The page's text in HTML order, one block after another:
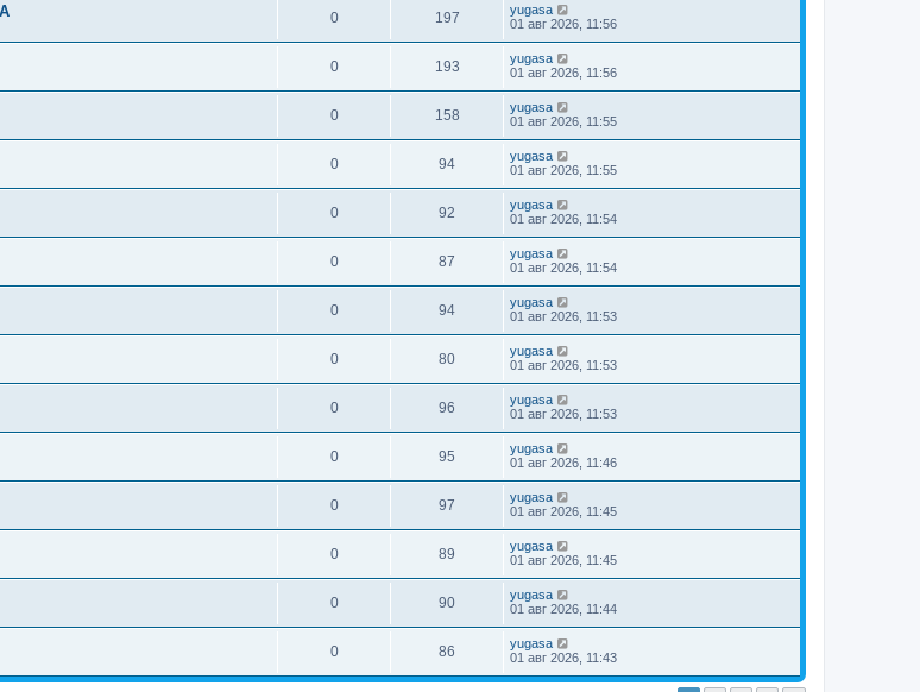
0 197
yugasa
01 авг 2026, 11:56
0 193
yugasa
01 авг 2026, 11:56
0 158
yugasa
01 авг 2026, 11:55
0 94
yugasa
01 авг 2026, 11:55
0 92
yugasa
01 авг 2026, 11:54
0 87
yugasa
01 авг 2026, 11:54
0 94
yugasa
01 авг 2026, 11:53
0 80
yugasa
01 авг 2026, 11:53
0 96
yugasa
01 авг 2026, 11:53
0 95
yugasa
01 авг 2026, 11:46
0 97
yugasa
01 авг 2026, 11:45
0 89
yugasa
01 авг 2026, 11:45
0 90
yugasa
01 авг 2026, 11:44
0 86
yugasa
01 авг 2026, 11:43